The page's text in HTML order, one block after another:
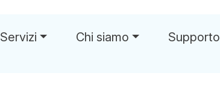
Servizi Chi siamo Supporto